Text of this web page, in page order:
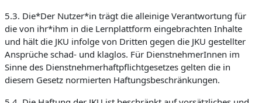
5.3. Die*Der Nutzer*in trägt die alleinige Verantwortung für
die von ihr*ihm in die Lernplattform eingebrachten Inhalte
und hält die JKU infolge von Dritten gegen die JKU gestellter
Ansprüche schad- und klaglos. Für DienstnehmerInnen im
Sinne des Dienstnehmerhaftpflichtgesetzes gelten die in
diesem Gesetz normierten Haftungsbeschränkungen.